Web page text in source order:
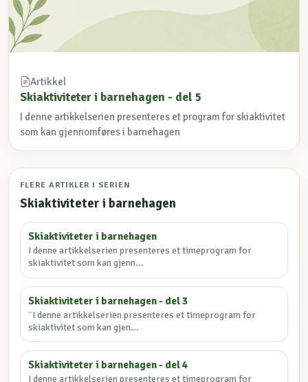
Artikkel
Skiaktiviteter i barnehagen - del 5
I denne artikkelserien presenteres et program for skiaktivitet
som kan gjennomføres i barnehagen
FLERE ARTIKLER I SERIEN
Skiaktiviteter i barnehagen
Skiaktiviteter i barnehagen
I denne artikkelserien presenteres et timeprogram for
skiaktivitet som kan gjenn...
Skiaktiviteter i barnehagen - del 3
¨I denne artikkelserien presenteres et timeprogram for
skiaktivitet som kan gjen...
Skiaktiviteter i barnehagen - del 4
I denne artikkelserien presenteres et timeprogram for